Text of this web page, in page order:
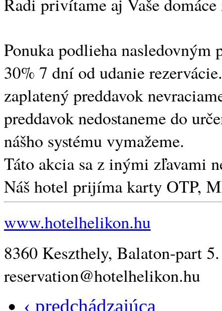
Ponuka podlieha nasledovným
30% 7 dní od udanie
zaplatený preddavok
preddavok nedostaneme do
nášho systému vymažeme.
Táto akcia sa z inými zľavami
Náš hotel prijíma karty OTP,
www.hotelhelikon.hu
8360 Keszthely, Balaton-part
reservation@hotelhelikon.hu
‹ predchádzajúca